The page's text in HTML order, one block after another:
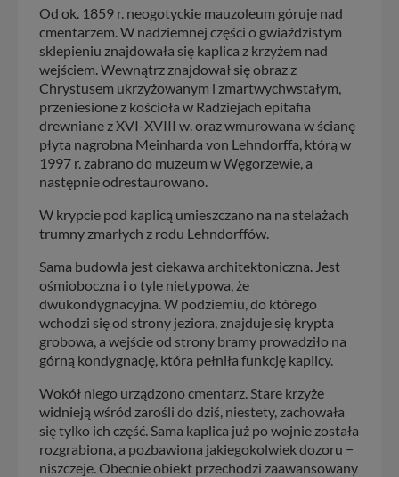
Od ok. 1859 r. neogotyckie mauzoleum góruje nad
cmentarzem. W nadziemnej części o gwiaździstym
sklepieniu znajdowała się kaplica z krzyżem nad
wejściem. Wewnątrz znajdował się obraz z
Chrystusem ukrzyżowanym i zmartwychwstałym,
przeniesione z kościoła w Radziejach epitafia
drewniane z XVI-XVIII w. oraz wmurowana w ścianę
płyta nagrobna Meinharda von Lehndorffa, którą w
1997 r. zabrano do muzeum w Węgorzewie, a
następnie odrestaurowano.
W krypcie pod kaplicą umieszczano na na stelażach
trumny zmarłych z rodu Lehndorffów.
Sama budowla jest ciekawa architektoniczna. Jest
ośmioboczna i o tyle nietypowa, że
dwukondygnacyjna. W podziemiu, do którego
wchodzi się od strony jeziora, znajduje się krypta
grobowa, a wejście od strony bramy prowadziło na
górną kondygnację, która pełniła funkcję kaplicy.
Wokół niego urządzono cmentarz. Stare krzyże
widnieją wśród zarośli do dziś, niestety, zachowała
się tylko ich część. Sama kaplica już po wojnie została
rozgrabiona, a pozbawiona jakiegokolwiek dozoru −
niszczeje. Obecnie obiekt przechodzi zaawansowany